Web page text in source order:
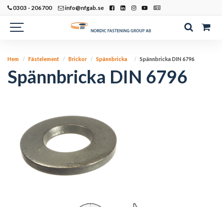
0303 - 206700 info@nfgab.se
Hem Fästelement Brickor Spännbricka Spännbricka DIN 6796
Spännbricka DIN 6796